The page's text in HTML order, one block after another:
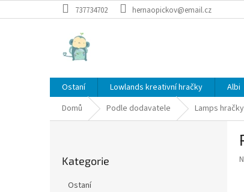
na
737734702 hernaopickov@email.cz
Ostaní Lowlands kreativní hračky Albi
Domů
Podle dodavatele Lamps hračky
kategorie
Kategorie
Ostaní